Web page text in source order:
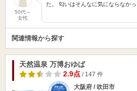
50代～
女性
た。 匂いはそんなに気にならなか
関連情報から探す
天然温泉 万博おゆば
2.9点/ 147 件
大阪府 / 吹田市